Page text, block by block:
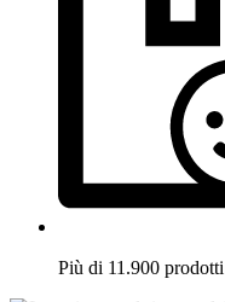
Più di 11.900 prodotti